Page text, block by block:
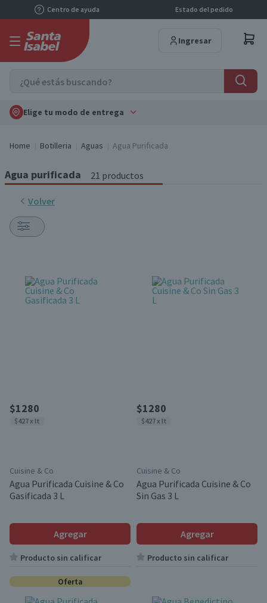
Centro de ayuda Estado del pedido
Ingresar
Elige tu modo de entrega
Home Botilleria Aguas Agua Purificada
Agua purificada 21 productos
Volver
$1280
$427 x lt
Cuisine & Co
Agua Purificada Cuisine & Co
Gasificada 3 L
Agregar
Producto sin calificar
$1280
$427 x lt
Cuisine & Co
Agua Purificada Cuisine & Co
Sin Gas 3 L
Agregar
Producto sin calificar
Oferta